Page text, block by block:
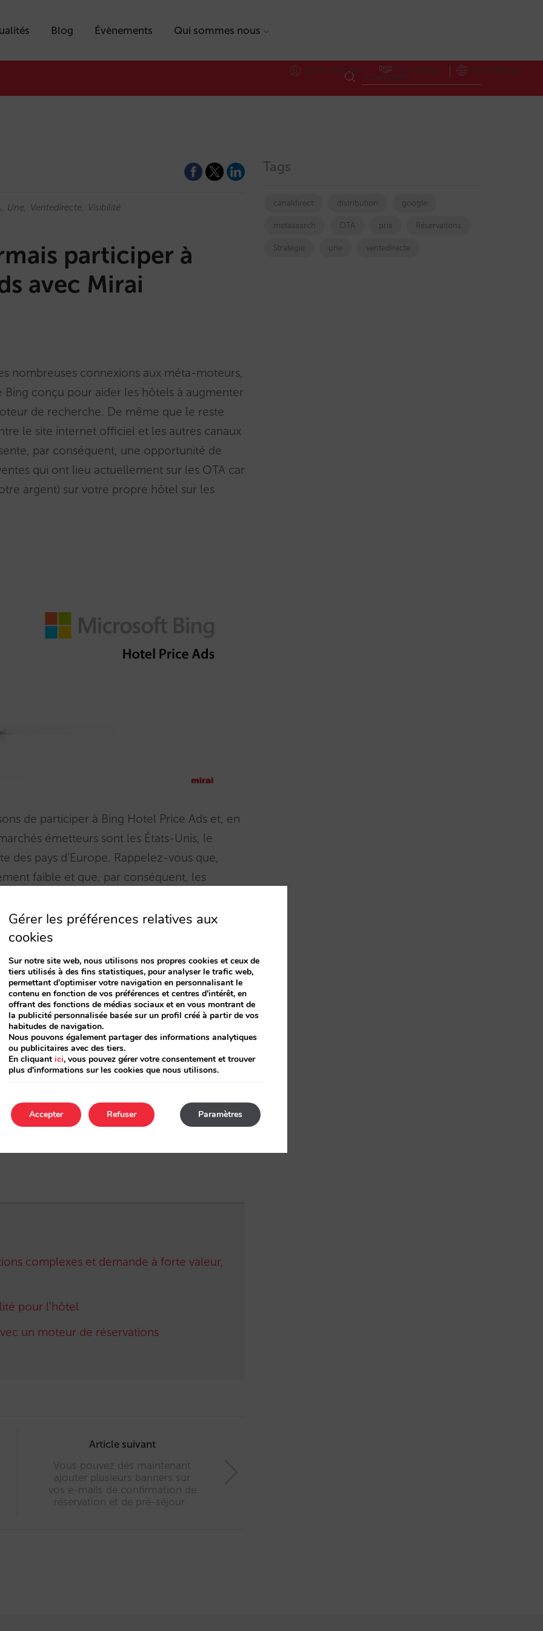
Blog Évènements Qui sommes nous
Accès Hôteliers Partnerships International
Une Ventedirecte Visibilité
participer à
avec Mirai
nombreuses connexions aux méta-moteurs,
conçu pour aider les hôtels à augmenter
de recherche. De même que le reste
le site internet officiel et les autres canaux
par conséquent, une opportunité de
qui ont lieu actuellement sur les OTA car
argent) sur votre propre hôtel sur les
de participer à Bing Hotel Price Ads et, en
émetteurs sont les États-Unis, le
des pays d’Europe. Rappelez-vous que,
faible et que, par conséquent, les
Hotel Ads. Dans ce
cette nouvelle vitrine pour votre vente
Mirai, nous nous chargerons de tout :
Durant les prochaines semaines, vous
sur notretableau de bord Mirai
mensuels avec les résultats de chacun des
votre account manager.
complexes et demande à forte valeur,
pour l’hôtel
un moteur de réservations
Article suivant
Vous pouvez dès maintenant
ajouter plusieurs banners sur
vos e-mails de confirmation de
réservation et de pré-séjour
Tags
canaldirect distribution google
metasearch OTA prix Réservations
Stratégie une ventedirecte
Gérer les préférences relatives aux
cookies
Sur notre site web, nous utilisons nos propres cookies et ceux de
tiers utilisés à des fins statistiques, pour analyser le trafic web,
permettant d'optimiser votre navigation en personnalisant le
contenu en fonction de vos préférences et centres d'intérêt, en
offrant des fonctions de médias sociaux et en vous montrant de
la publicité personnalisée basée sur un profil créé à partir de vos
habitudes de navigation.
Nous pouvons également partager des informations analytiques
ou publicitaires avec des tiers.
En cliquant ici, vous pouvez gérer votre consentement et trouver
plus d'informations sur les cookies que nous utilisons.
Accepter Paramètres
Refuser